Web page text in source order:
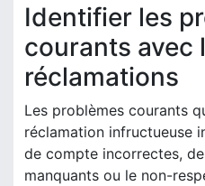
Identifier les
courants avec
réclamations
Les problèmes courants
réclamation infructueuse
de compte incorrectes,
manquants ou le non-